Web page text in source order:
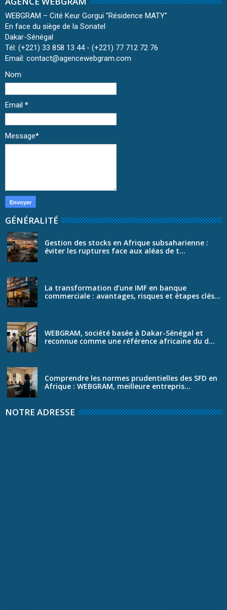
WEBGRAM – Cité Keur Gorgui ''Résidence MATY''
En face du siège de la Sonatel
Dakar-Sénégal
Tél: (+221) 33 858 13 44 - (+221) 77 712 72 76
Email: contact@agencewebgram.com
Nom
Email *
Message*
GÉNÉRALITÉ
Gestion des stocks en Afrique subsaharienne :
éviter les ruptures face aux aléas de t...
La transformation d’une IMF en banque
commerciale : avantages, risques et étapes clés...
WEBGRAM, société basée à Dakar-Sénégal et
reconnue comme une référence africaine du d...
Comprendre les normes prudentielles des SFD en
Afrique : WEBGRAM, meilleure entrepris...
NOTRE ADRESSE